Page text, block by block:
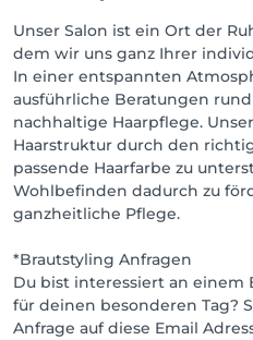
Unser Salon ist ein Ort der
dem wir uns ganz Ihrer
In einer entspannten
ausführliche Beratungen
nachhaltige Haarpflege.
Haarstruktur durch den
passende Haarfarbe zu
Wohlbefinden dadurch zu
ganzheitliche Pflege.
*Brautstyling Anfragen
Du bist interessiert an einem
für deinen besonderen Tag?
Anfrage auf diese Email